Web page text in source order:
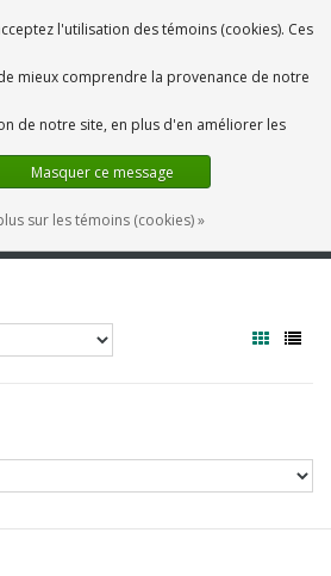
0 Articles
l'utilisation des témoins (cookies). Ces
mieux comprendre la provenance de notre
de notre site, en plus d'en améliorer les
Masquer ce message
sur les témoins (cookies) »